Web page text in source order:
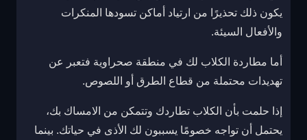
يكون ذلك تحذيرًا من ارتياد أماكن تسودها المنكرات
والأفعال السيئة.
أما مطاردة الكلاب لك في منطقة صحراوية فتعبر عن
تهديدات محتملة من قطاع الطرق أو اللصوص.
إذا حلمت بأن الكلاب تطاردك وتتمكن من الامساك بك،
يحتمل أن تواجه خصومًا يسببون لك الأذى في حياتك. بينما